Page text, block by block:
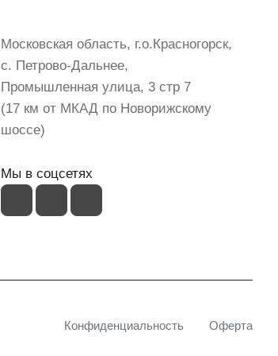
Московская область, г.о.Красногорск,
с. Петрово-Дальнее,
Промышленная улица, 3 стр 7
(17 км от МКАД по Новорижскому
шоссе)
Мы в соцсетях
Конфиденциальность Оферта